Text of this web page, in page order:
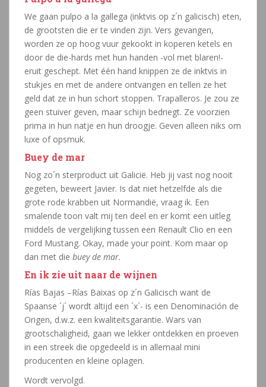
We gaan pulpo a la gallega (inktvis op z´n galicisch) eten,
de grootsten die er te vinden zijn. Vers gevangen,
worden ze op hoog vuur gekookt in koperen ketels en
door de die-hards met hun handen -vol met blaren!-
eruit geschept. Met één hand knippen ze de inktvis in
stukjes en met de andere ontvangen en tellen ze het
geld dat ze in hun schort stoppen. Trapalleros. Je zou ze
geen stuiver geven, maar schijn bedriegt. Ze voorzien
prima in hun natje en hun droogje. Geven alleen niks om
luxe of opsmuk.
Buey de mar
Nog zo´n sterproduct uit Galicië. Heb jij vast nog nooit
gegeten, beweert Javier. Is dat niet hetzelfde als die
grote rode krabben uit Normandië, vraag ik. Een
smalende toon valt mij ten deel en er komt een uitleg
middels de vergelijking tussen een Renault Clio en een
Ford Mustang. Okay, made your point. Kom maar op
dan met die buey de mar.
En ik zie uit naar de wijnen
Rías Bajas –Rías Baixas op z´n Galicisch want de
Spaanse ´j´ wordt altijd een ´x´- is een Denominación de
Origen, d.w.z. een kwaliteitsgarantie. Wars van
grootschaligheid, gaan we lekker ontdekken en proeven
in een streek die opgedeeld is in allemaal mini
producenten en kleine oplagen.
Wordt vervolgd.